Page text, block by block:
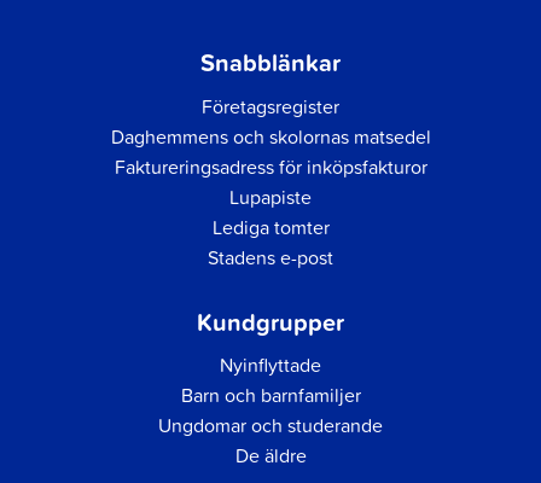
Snabblänkar
Företagsregister
Daghemmens och skolornas matsedel
Faktureringsadress för inköpsfakturor
Lupapiste
Lediga tomter
Stadens e-post
Kundgrupper
Nyinflyttade
Barn och barnfamiljer
Ungdomar och studerande
De äldre